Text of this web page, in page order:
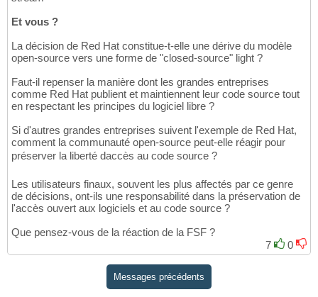
Et vous ?
La décision de Red Hat constitue-t-elle une dérive du modèle
open-source vers une forme de "closed-source" light ?
Faut-il repenser la manière dont les grandes entreprises
comme Red Hat publient et maintiennent leur code source tout
en respectant les principes du logiciel libre ?
Si d'autres grandes entreprises suivent l'exemple de Red Hat,
comment la communauté open-source peut-elle réagir pour
préserver la liberté daccès au code source ?
Les utilisateurs finaux, souvent les plus affectés par ce genre
de décisions, ont-ils une responsabilité dans la préservation de
l'accès ouvert aux logiciels et au code source ?
Que pensez-vous de la réaction de la FSF ?
7
0
Messages précédents